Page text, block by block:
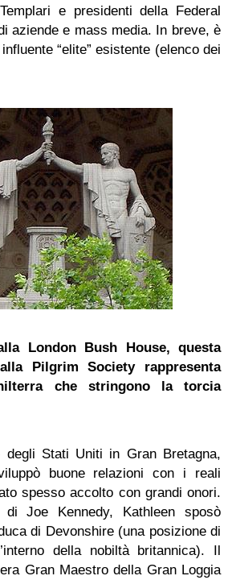
e presidenti della Federal
aziende e mass media. In breve, è
“elite” esistente (elenco dei
London Bush House, questa
Pilgrim Society rappresenta
che stringono la torcia
degli Stati Uniti in Gran Bretagna,
buone relazioni con i reali
spesso accolto con grandi onori.
Joe Kennedy, Kathleen sposò
di Devonshire (una posizione di
della nobiltà britannica). Il
Gran Maestro della Gran Loggia